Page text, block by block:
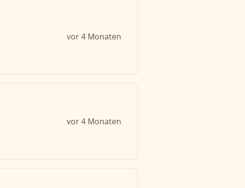
vor 4 Monaten
vor 4 Monaten